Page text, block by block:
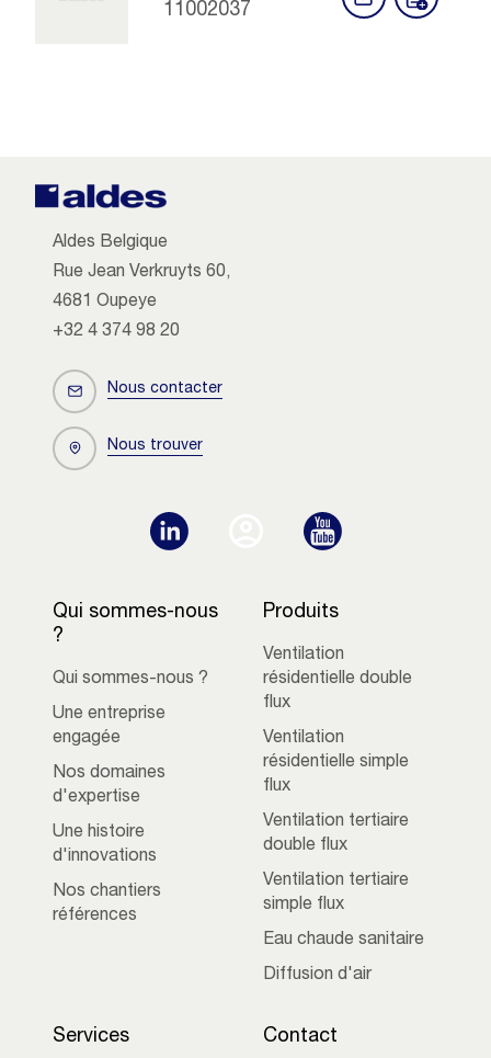
11002037
Aldes Belgique
Rue Jean Verkruyts 60,
4681 Oupeye
+32 4 374 98 20
Nous contacter
Nous trouver
Qui sommes-nous
?
Qui sommes-nous ?
Une entreprise
engagée
Nos domaines
d'expertise
Une histoire
d'innovations
Nos chantiers
références
Produits
Ventilation
résidentielle double
flux
Ventilation
résidentielle simple
flux
Ventilation tertiaire
double flux
Ventilation tertiaire
simple flux
Eau chaude sanitaire
Diffusion d'air
Services Contact